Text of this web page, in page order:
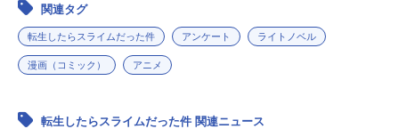
関連タグ
転生したらスライムだった件 アンケート ライトノベル
漫画（コミック） アニメ
転生したらスライムだった件 関連ニュース